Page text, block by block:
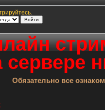
.
Обязательно все